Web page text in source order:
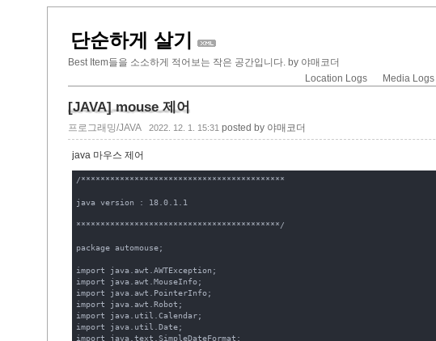
단순하게 살기
Best Item들을 소소하게 적어보는 작은 공간입니다. by 야매코더
Location Logs
Media Logs
[JAVA] mouse 제어
프로그래밍/JAVA 2022. 12. 1. 15:31 posted by 야매코더
java 마우스 제어
/******************************************
java version : 18.0.1.1
******************************************/
package automouse;
import java.awt.AWTException;
import java.awt.MouseInfo;
import java.awt.PointerInfo;
import java.awt.Robot;
import java.util.Calendar;
import java.util.Date;
import java.text.SimpleDateFormat;